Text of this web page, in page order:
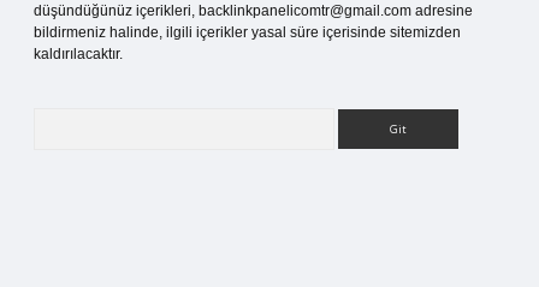
düşündüğünüz içerikleri, backlinkpanelicomtr@gmail.com adresine
bildirmeniz halinde, ilgili içerikler yasal süre içerisinde sitemizden
kaldırılacaktır.